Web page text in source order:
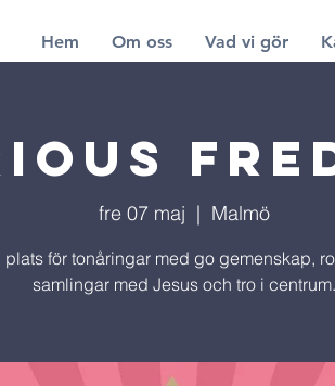
Hem Om oss Vad vi gör
fre 07 maj
  |
Malmö
plats för tonåringar med go gemenskap,
samlingar med Jesus och tro i centrum.